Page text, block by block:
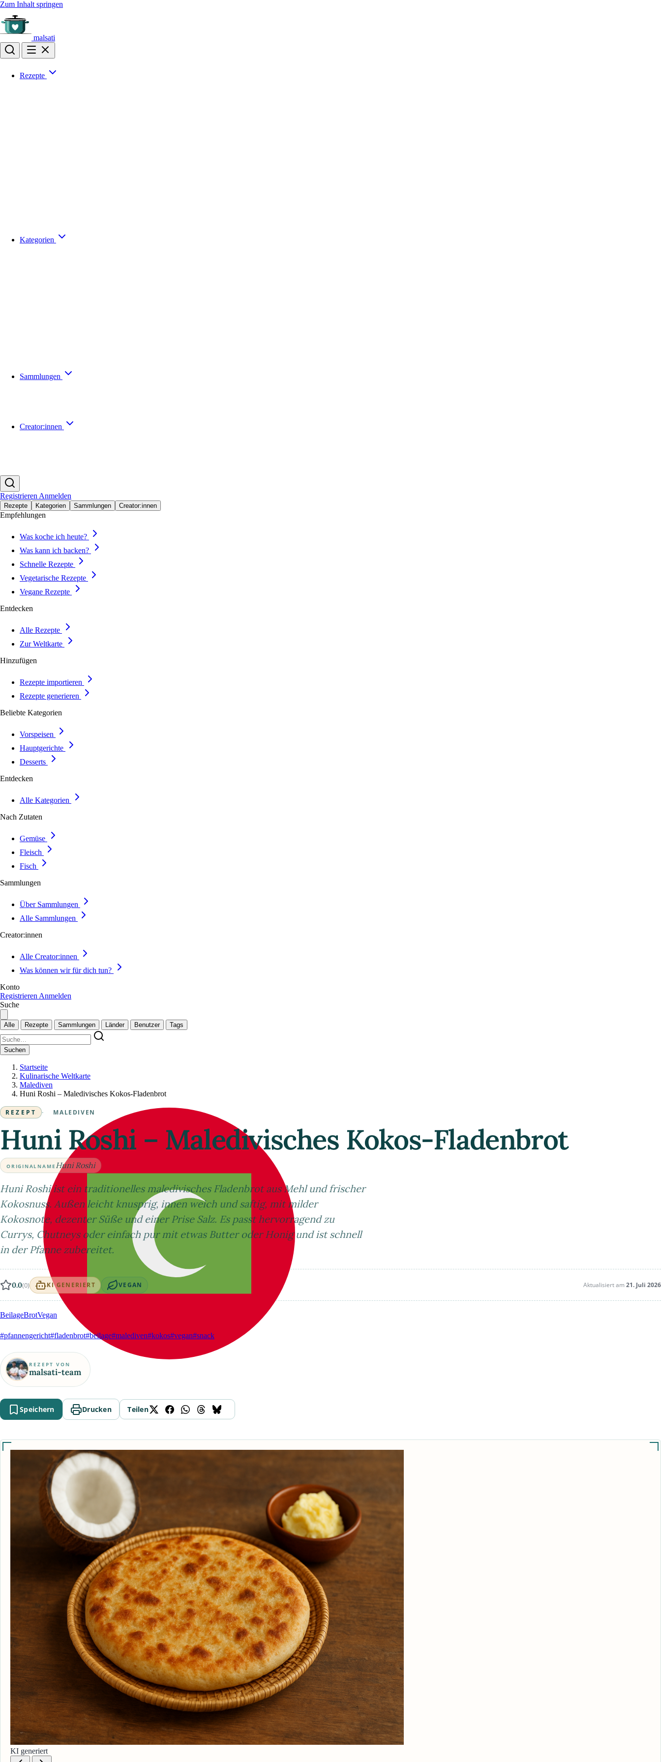
Zum Inhalt springen
malsati
Rezepte
Kategorien
Sammlungen
Creator:innen
Registrieren Anmelden
Rezepte Kategorien Sammlungen Creator:innen
Empfehlungen
Was koche ich heute?
Was kann ich backen?
Schnelle Rezepte
Vegetarische Rezepte
Vegane Rezepte
Entdecken
Alle Rezepte
Zur Weltkarte
Hinzufügen
Rezepte importieren
Rezepte generieren
Beliebte Kategorien
Vorspeisen
Hauptgerichte
Desserts
Entdecken
Alle Kategorien
Nach Zutaten
Gemüse
Fleisch
Fisch
Sammlungen
Über Sammlungen
Alle Sammlungen
Creator:innen
Alle Creator:innen
Was können wir für dich tun?
Konto
Registrieren Anmelden
Suche
Alle Rezepte Sammlungen Länder Benutzer Tags
Suchen
Startseite
Kulinarische Weltkarte
Malediven
Huni Roshi – Maledivisches Kokos-Fladenbrot
REZEPT · MALEDIVEN
Huni Roshi – Maledivisches Kokos-Fladenbrot
ORIGINALNAME Huni Roshi
Huni Roshi ist ein traditionelles maledivisches Fladenbrot aus Mehl und frischer
Kokosnuss. Außen leicht knusprig, innen weich und saftig, mit milder
Kokosnote, dezenter Süße und einer Prise Salz. Es passt hervorragend zu
Currys, Chutneys oder einfach pur mit etwas Butter oder Honig und ist schnell
in der Pfanne zubereitet.
0.0(0) KI GENERIERT VEGAN Aktualisiert am 21. Juli 2026
BeilageBrotVegan
#pfannengericht#fladenbrot#beilage#malediven#kokos#vegan#snack
REZEPT VON
malsati-team
Speichern Drucken Teilen
KI generiert